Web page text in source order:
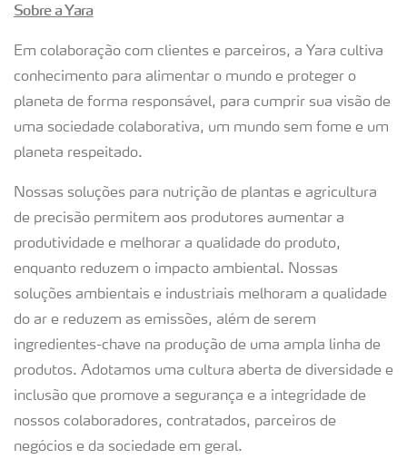
Sobre a Yara
Em colaboração com clientes e parceiros, a Yara cultiva
conhecimento para alimentar o mundo e proteger o
planeta de forma responsável, para cumprir sua visão de
uma sociedade colaborativa, um mundo sem fome e um
planeta respeitado.
Nossas soluções para nutrição de plantas e agricultura
de precisão permitem aos produtores aumentar a
produtividade e melhorar a qualidade do produto,
enquanto reduzem o impacto ambiental. Nossas
soluções ambientais e industriais melhoram a qualidade
do ar e reduzem as emissões, além de serem
ingredientes-chave na produção de uma ampla linha de
produtos. Adotamos uma cultura aberta de diversidade e
inclusão que promove a segurança e a integridade de
nossos colaboradores, contratados, parceiros de
negócios e da sociedade em geral.